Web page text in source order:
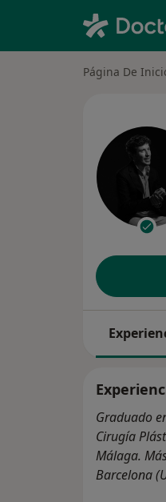
Página De
Graduado
Cirugía
Málaga.
Barcelona